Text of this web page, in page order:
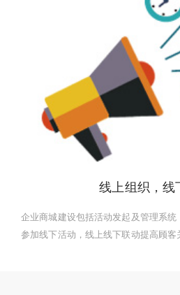
线上组织，线
企业商城建设包括活动发起及管理系统
参加线下活动，线上线下联动提高顾客